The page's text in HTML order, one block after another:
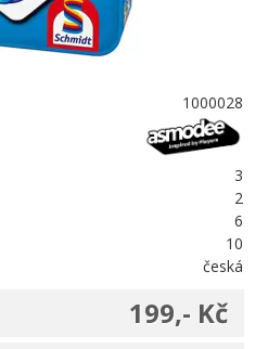
1000028
3
2
6
10
česká
199,- Kč